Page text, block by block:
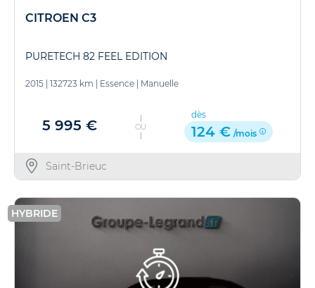
CITROEN C3
PURETECH 82 FEEL EDITION
2015 132723 km Essence Manuelle
5 995 € OU
dès
124 € /mois
Saint-Brieuc
HYBRIDE